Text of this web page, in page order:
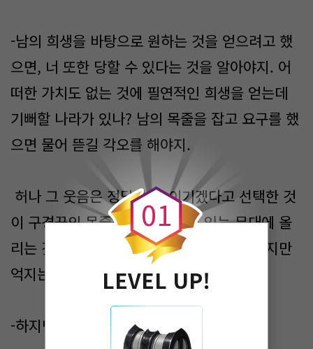
-남의 희생을 바탕으로 원하는 것을 얻으려고 했
으면, 너 또한 당할 수 있다는 것을 알아야지. 어
떠한 가치도 없는 것에 필연적인 희생을 얻는데
기뻐할 나라가 있나? 남의 목줄을 잡고 요구를 했
으면 물어 뜯길 각오를 해야지.
허나 그 웃음은 정당하다. 이기겠다고 선택한 것
이 구경꾼의 목줄을 잡고 자신이 있는 무대에 올
리는 것이기에, 비록 연관이 없는 것은 아니지만
억지는 부리는 것은 자신이기에.
-하지만…!
0
0
1
LEVEL UP!